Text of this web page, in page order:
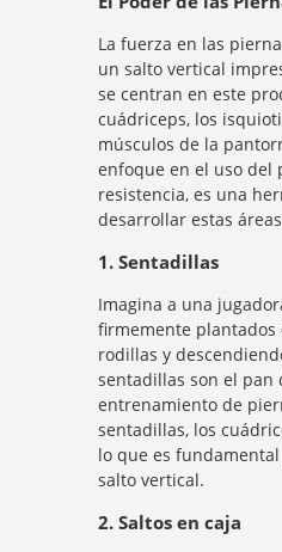
La fuerza en las
un salto vertical
se centran en este
cuádriceps, los
músculos de la
enfoque en el uso del
resistencia, es una
desarrollar estas
1. Sentadillas
Imagina a una
firmemente plantados
rodillas y
sentadillas son el pan
entrenamiento de
sentadillas, los
lo que es
salto vertical.
2. Saltos en caja